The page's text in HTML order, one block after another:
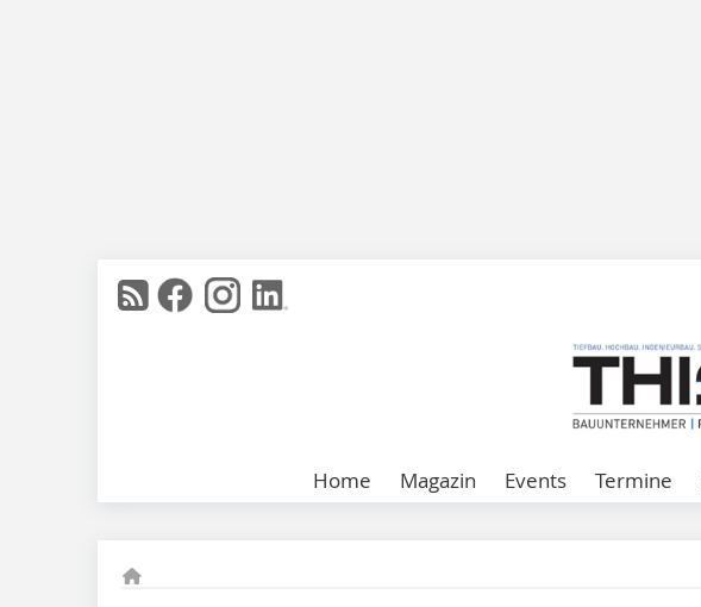
Home Magazin Events Termine